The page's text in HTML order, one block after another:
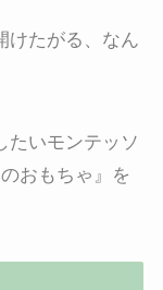
けたがる、なん
たいモンテッソ
おもちゃ』を